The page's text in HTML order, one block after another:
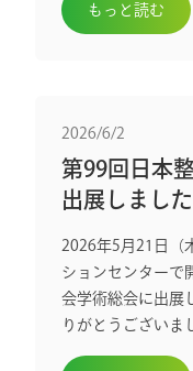
もっと読む
2026/6/2
第99回日本
出展しました
2026年5月21日（
ションセンターで
会学術総会に出展
りがとうございま